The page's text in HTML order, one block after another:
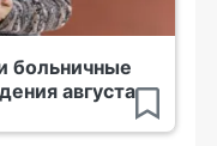
больничные
августа